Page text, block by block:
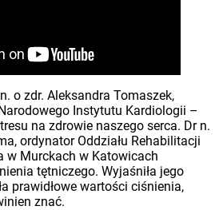
o zdr. Aleksandra Tomaszek,
Instytutu Kardiologii –
na zdrowie naszego serca. Dr n.
ordynator Oddziału Rehabilitacji
w Murckach w Katowicach
tętniczego. Wyjaśniła jego
prawidłowe wartości ciśnienia,
znać.